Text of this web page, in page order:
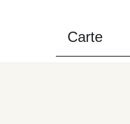
Carte